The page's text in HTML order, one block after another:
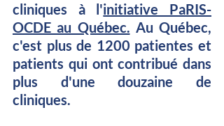
cliniques à l'initiative PaRIS-
OCDE au Québec. Au Québec,
c'est plus de 1200 patientes et
patients qui ont contribué dans
plus d'une douzaine de
cliniques.